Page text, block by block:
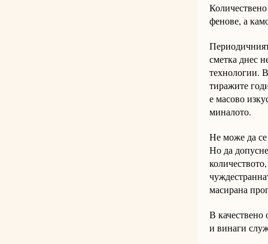
фенове, а
сметка днес
технологии.
тиражите
е масово
миналото.
Не може да се
Но да
масирана
В качествено
и винаги